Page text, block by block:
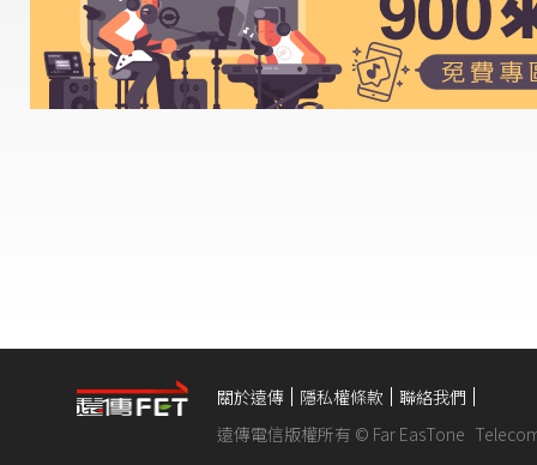
關於遠傳 隱私權條款
聯絡我們
遠傳電信版權所有 © Far EasTone